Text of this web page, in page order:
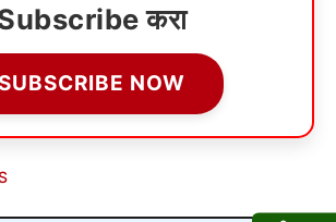
करा
SUBSCRIBE NOW